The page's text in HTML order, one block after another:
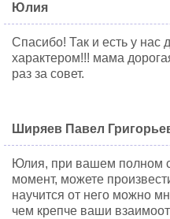
Юлия
Спасибо! Так и есть у нас
характером!!! мама
раз за совет.
Ширяев Павел
Юлия, при вашем полном
момент, можете
научится от него можно
чем крепче ваши